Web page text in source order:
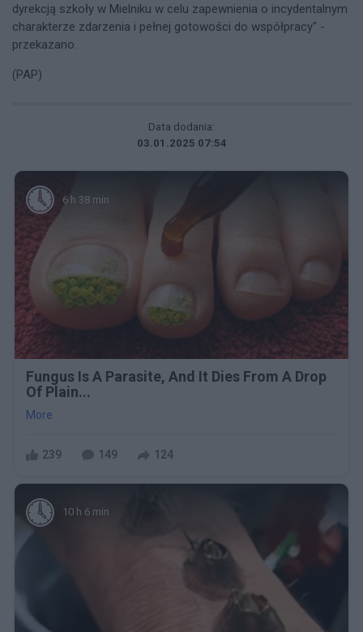
dyrekcją szkoły w Mielniku w celu zapewnienia o incydentalnym
charakterze zdarzenia i pełnej gotowości do współpracy" -
przekazano.
(PAP)
Data dodania:
03.01.2025 07:54
6 h 38 min
Fungus Is A Parasite, And It Dies From A Drop
Of Plain...
More
239 149 124
10 h 6 min